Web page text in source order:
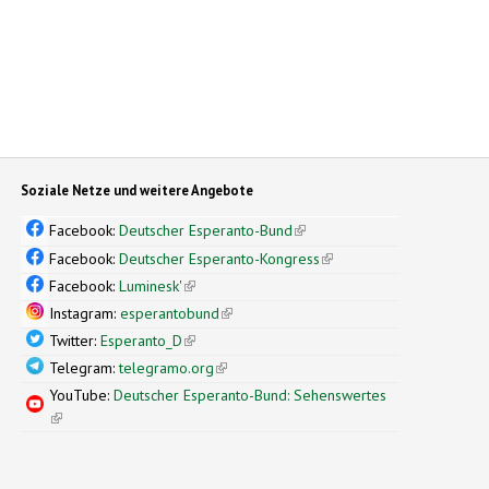
Soziale Netze und weitere Angebote
Facebook:Deutscher Esperanto-Bund(link is external)
Facebook:Deutscher Esperanto-Kongress(link is external)
Facebook:Luminesk'(link is external)
Instagram:esperantobund(link is external)
Twitter:Esperanto_D(link is external)
Telegram:telegramo.org(link is external)
YouTube:Deutscher Esperanto-Bund: Sehenswertes
(link is external)